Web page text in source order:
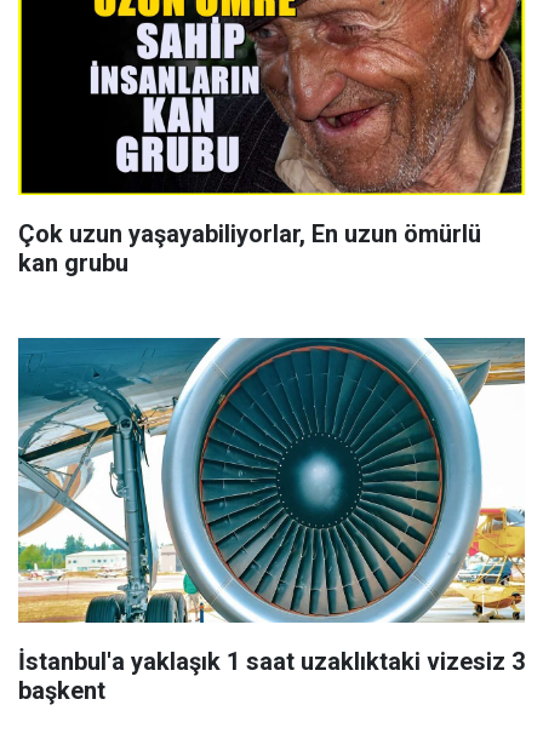
Çok uzun yaşayabiliyorlar, En uzun ömürlü
kan grubu
İstanbul'a yaklaşık 1 saat uzaklıktaki vizesiz 3
başkent